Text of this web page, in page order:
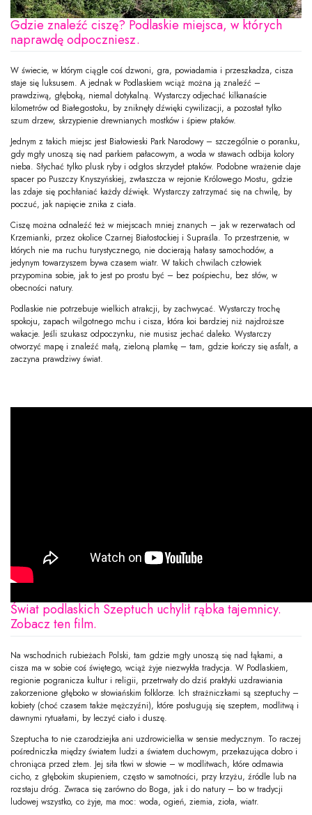
Gdzie znaleźć ciszę? Podlaskie miejsca, w których
naprawdę odpoczniesz.
W świecie, w którym ciągle coś dzwoni, gra, powiadamia i przeszkadza, cisza
staje się luksusem. A jednak w Podlaskiem wciąż można ją znaleźć –
prawdziwą, głęboką, niemal dotykalną. Wystarczy odjechać kilkanaście
kilometrów od Białegostoku, by zniknęły dźwięki cywilizacji, a pozostał tylko
szum drzew, skrzypienie drewnianych mostków i śpiew ptaków.
Jednym z takich miejsc jest Białowieski Park Narodowy – szczególnie o poranku,
gdy mgły unoszą się nad parkiem pałacowym, a woda w stawach odbija kolory
nieba. Słychać tylko plusk ryby i odgłos skrzydeł ptaków. Podobne wrażenie daje
spacer po Puszczy Knyszyńskiej, zwłaszcza w rejonie Królowego Mostu, gdzie
las zdaje się pochłaniać każdy dźwięk. Wystarczy zatrzymać się na chwilę, by
poczuć, jak napięcie znika z ciała.
Ciszę można odnaleźć też w miejscach mniej znanych – jak w rezerwatach od
Krzemianki, przez okolice Czarnej Białostockiej i Supraśla. To przestrzenie, w
których nie ma ruchu turystycznego, nie docierają hałasy samochodów, a
jedynym towarzyszem bywa czasem wiatr. W takich chwilach człowiek
przypomina sobie, jak to jest po prostu być – bez pośpiechu, bez słów, w
obecności natury.
Podlaskie nie potrzebuje wielkich atrakcji, by zachwycać. Wystarczy trochę
spokoju, zapach wilgotnego mchu i cisza, która koi bardziej niż najdroższe
wakacje. Jeśli szukasz odpoczynku, nie musisz jechać daleko. Wystarczy
otworzyć mapę i znaleźć małą, zieloną plamkę – tam, gdzie kończy się asfalt, a
zaczyna prawdziwy świat.
Świat podlaskich Szeptuch uchylił rąbka tajemnicy.
Zobacz ten film.
Na wschodnich rubieżach Polski, tam gdzie mgły unoszą się nad łąkami, a
cisza ma w sobie coś świętego, wciąż żyje niezwykła tradycja. W Podlaskiem,
regionie pogranicza kultur i religii, przetrwały do dziś praktyki uzdrawiania
zakorzenione głęboko w słowiańskim folklorze. Ich strażniczkami są szeptuchy –
kobiety (choć czasem także mężczyźni), które posługują się szeptem, modlitwą i
dawnymi rytuałami, by leczyć ciało i duszę.
Szeptucha to nie czarodziejka ani uzdrowicielka w sensie medycznym. To raczej
pośredniczka między światem ludzi a światem duchowym, przekazująca dobro i
chroniąca przed złem. Jej siła tkwi w słowie – w modlitwach, które odmawia
cicho, z głębokim skupieniem, często w samotności, przy krzyżu, źródle lub na
rozstaju dróg. Zwraca się zarówno do Boga, jak i do natury – bo w tradycji
ludowej wszystko, co żyje, ma moc: woda, ogień, ziemia, zioła, wiatr.